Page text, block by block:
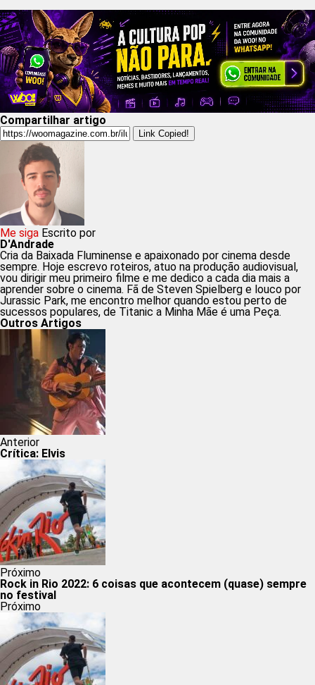
Compartilhar artigo
Link Copied!
Me siga Escrito por
D'Andrade
Cria da Baixada Fluminense e apaixonado por cinema desde
sempre. Hoje escrevo roteiros, atuo na produção audiovisual,
vou dirigir meu primeiro filme e me dedico a cada dia mais a
aprender sobre o cinema. Fã de Steven Spielberg e louco por
Jurassic Park, me encontro melhor quando estou perto de
sucessos populares, de Titanic a Minha Mãe é uma Peça.
Outros Artigos
Anterior
Crítica: Elvis
Próximo
Rock in Rio 2022: 6 coisas que acontecem (quase) sempre
no festival
Próximo